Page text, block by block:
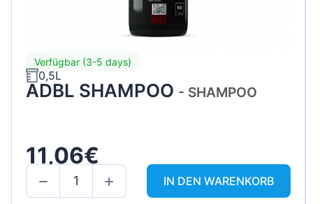
Verfügbar (3-5 days)
0,5L
ADBL SHAMPOO - SHAMPOO
11,06€
IN DEN WARENKORB